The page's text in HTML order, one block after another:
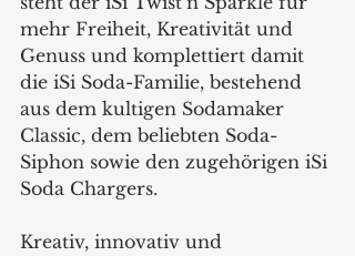
mehr Freiheit, Kreativität und
Genuss und komplettiert damit
die iSi Soda-Familie, bestehend
aus dem kultigen Sodamaker
Classic, dem beliebten Soda-
Siphon sowie den zugehörigen iSi
Soda Chargers.
Kreativ, innovativ und